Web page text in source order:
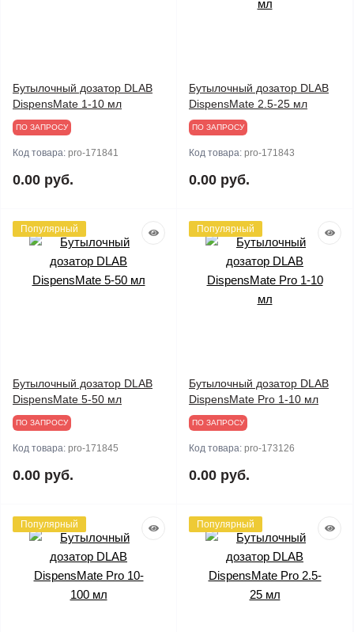
Бутылочный дозатор DLAB
DispensMate 1-10 мл
ПО ЗАПРОСУ
Код товара: pro-171841
0.00 руб.
Бутылочный дозатор DLAB
DispensMate 2.5-25 мл
ПО ЗАПРОСУ
Код товара: pro-171843
0.00 руб.
Популярный
Бутылочный дозатор DLAB
DispensMate 5-50 мл
ПО ЗАПРОСУ
Код товара: pro-171845
0.00 руб.
Популярный
Бутылочный дозатор DLAB
DispensMate Pro 1-10 мл
ПО ЗАПРОСУ
Код товара: pro-173126
0.00 руб.
Популярный Популярный